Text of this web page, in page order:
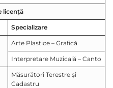
licență
Specializare
Arte Plastice – Grafică
Interpretare Muzicală – Canto
Măsurători Terestre și
Cadastru